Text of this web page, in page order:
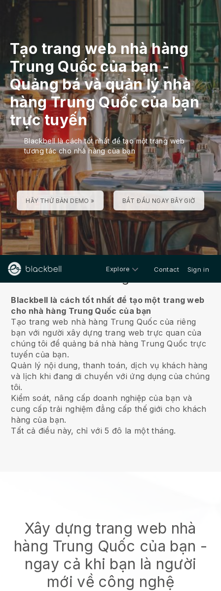
Tạo trang web nhà hàng
Trung Quốc của bạn-
Quảng bá và quản lý nhà
hàng Trung Quốc của bạn
trực tuyến
Blackbell là cách tốt nhất để tạo một trang web
tương tác cho nhà hàng của bạn
HÃY THỬ BẢN DEMO » BẮT ĐẦU NGAY BÂY GIỜ
Explore Contact Sign in
Blackbell là cách tốt nhất để tạo một trang web
cho nhà hàng Trung Quốc của bạn
Tạo trang web nhà hàng Trung Quốc của riêng
bạn với người xây dựng trang web trực quan của
chúng tôi để quảng bá nhà hàng Trung Quốc trực
tuyến của bạn.
Quản lý nội dung, thanh toán, dịch vụ khách hàng
và lịch khi đang di chuyển với ứng dụng của chúng
tôi.
Kiểm soát, nâng cấp doanh nghiệp của bạn và
cung cấp trải nghiệm đẳng cấp thế giới cho khách
hàng của bạn.
Tất cả điều này, chỉ với 5 đô la một tháng.
Xây dựng trang web nhà
hàng Trung Quốc của bạn -
ngay cả khi bạn là người
mới về công nghệ